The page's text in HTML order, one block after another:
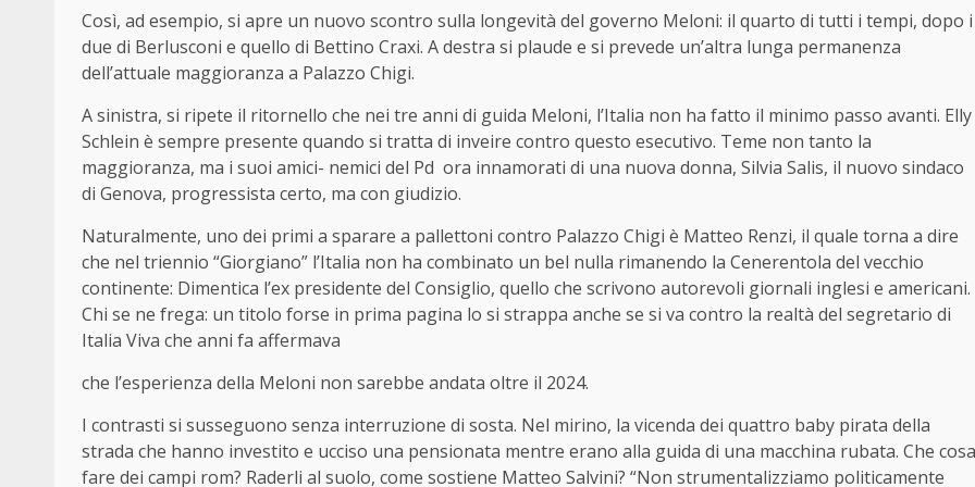
Così, ad esempio, si apre un nuovo scontro sulla longevità del governo Meloni: il quarto di tutti i tempi, dopo i
due di Berlusconi e quello di Bettino Craxi. A destra si plaude e si prevede un’altra lunga permanenza
dell’attuale maggioranza a Palazzo Chigi.
A sinistra, si ripete il ritornello che nei tre anni di guida Meloni, l’Italia non ha fatto il minimo passo avanti. Elly
Schlein è sempre presente quando si tratta di inveire contro questo esecutivo. Teme non tanto la
maggioranza, ma i suoi amici- nemici del Pd ora innamorati di una nuova donna, Silvia Salis, il nuovo sindaco
di Genova, progressista certo, ma con giudizio.
Naturalmente, uno dei primi a sparare a pallettoni contro Palazzo Chigi è Matteo Renzi, il quale torna a dire
che nel triennio “Giorgiano” l’Italia non ha combinato un bel nulla rimanendo la Cenerentola del vecchio
continente: Dimentica l’ex presidente del Consiglio, quello che scrivono autorevoli giornali inglesi e americani.
Chi se ne frega: un titolo forse in prima pagina lo si strappa anche se si va contro la realtà del segretario di
Italia Viva che anni fa affermava
che l’esperienza della Meloni non sarebbe andata oltre il 2024.
I contrasti si susseguono senza interruzione di sosta. Nel mirino, la vicenda dei quattro baby pirata della
strada che hanno investito e ucciso una pensionata mentre erano alla guida di una macchina rubata. Che cosa
fare dei campi rom? Raderli al suolo, come sostiene Matteo Salvini? “Non strumentalizziamo politicamente